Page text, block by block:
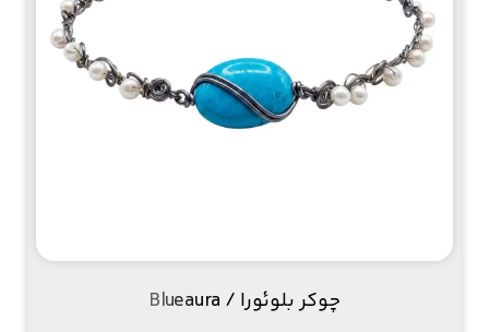
چوکر بلوئورا / Blueaura